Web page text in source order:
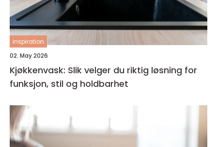
inspiration
02. May 2026
Kjøkkenvask: Slik velger du riktig løsning for
funksjon, stil og holdbarhet